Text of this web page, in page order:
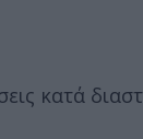
κατά